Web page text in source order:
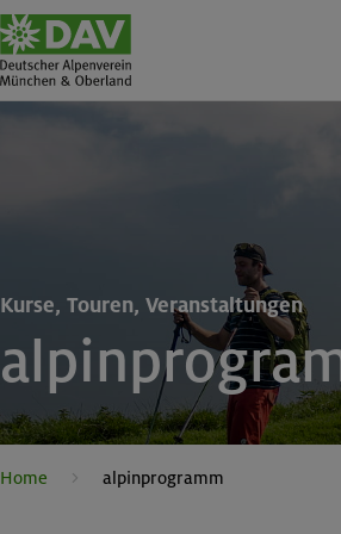
Kurse, Touren, Veranstaltungen
Home alpinprogramm